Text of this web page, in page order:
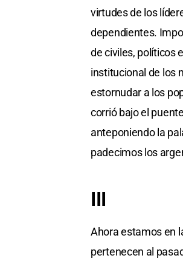
virtudes de los
dependientes.
de civiles, políticos
institucional de los
estornudar a los
corrió bajo el
anteponiendo la
padecimos los
III
Ahora estamos en
pertenecen al